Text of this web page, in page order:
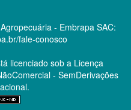
- Embrapa SAC:
fale-conosco
licenciado sob a Licença
- SemDerivações